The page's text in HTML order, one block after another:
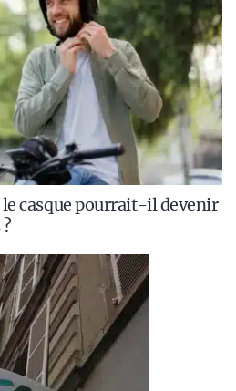
casque pourrait-il devenir